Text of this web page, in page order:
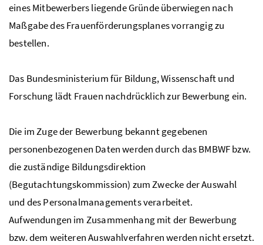
eines Mitbewerbers liegende Gründe überwiegen nach
Maßgabe des Frauenförderungsplanes vorrangig zu
bestellen.
Das Bundesministerium für Bildung, Wissenschaft und
Forschung lädt Frauen nachdrücklich zur Bewerbung ein.
Die im Zuge der Bewerbung bekannt gegebenen
personenbezogenen Daten werden durch dasBMBWFbzw.
die zuständige Bildungsdirektion
(Begutachtungskommission) zum Zwecke der Auswahl
und des Personalmanagements verarbeitet.
Aufwendungen im Zusammenhang mit der Bewerbung
bzw.dem weiteren Auswahlverfahren werden nicht ersetzt.